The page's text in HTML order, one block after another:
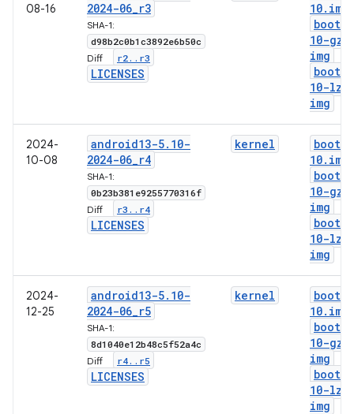
08-16
2024-06_r3
SHA-1:
d98b2c0b1c3892e6b50c
Diff: r2. . r3
LICENSES
10. img
boot-5
10-gz
img
boot-5
10-lz4
img
2024-
10-08
android13-5. 10-
2024-06_r4
SHA-1:
0b23b381e9255770316f
Diff: r3 . . r4
LICENSES
kernel
boot-5
10. img
boot-5
10-gz
img
boot-5
10-lz4
img
2024-
12-25
android13-5. 10-
2024-06_r5
SHA-1:
8d1040e12b48c5f52a4c
Diff: r4. . r5
LICENSES
kernel
boot-5
10. img
boot-5
10-gz
img
boot-5
10-lz4
img